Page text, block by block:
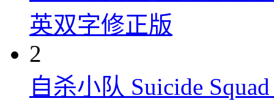
英双字修正版
2
自杀小队 Suicide